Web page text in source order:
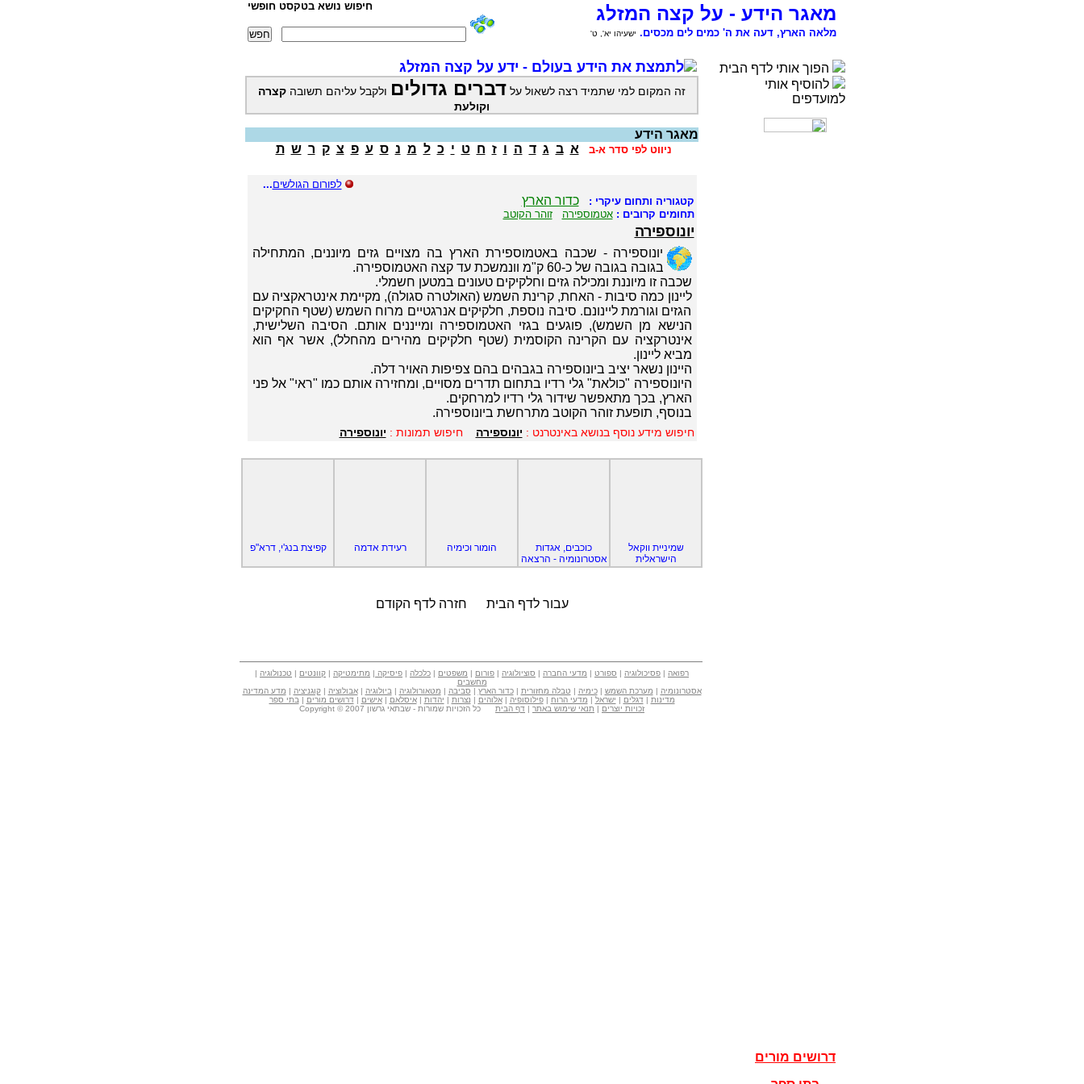
מאגר הידע - על קצה המזלג
מלאה הארץ, דעה את ה' כמים לים מכסים. ישעיהו יא', ט'
חיפוש נושא בטקסט חופשי
הפוך אותי לדף הבית
להוסיף אותי
למועדפים
דרושים מורים
לתמצת את הידע בעולם - ידע על קצה המזלג
זה המקום למי שתמיד רצה לשאול על דברים גדולים ולקבל עליהם תשובה קצרה
וקולעת
מאגר הידע
ניווט לפי סדר א-ב א ב ג ד ה ו ז ח ט י כ ל מ נ ס ע פ צ ק ר ש ת
לפורום הגולשים...
קטגוריה ותחום עיקרי :כדור הארץ
תחומים קרובים :אטמוספירה זוהר הקוטב
יונוספירה
יונוספירה - שכבה באטמוספירת הארץ בה מצויים גזים מיוננים, המתחילה
בגובה בגובה של כ-60 ק"מ וונמשכת עד קצה האטמוספירה.
שכבה זו מיוננת ומכילה גזים וחלקיקים טעונים במטען חשמלי.
ליינון כמה סיבות - האחת, קרינת השמש (האולטרה סגולה), מקיימת אינטראקציה עם
הגזים וגורמת ליינונם. סיבה נוספת, חלקיקים אנרגטיים מרוח השמש (שטף החקיקים
הנישא מן השמש), פוגעים בגזי האטמוספירה ומייננים אותם. הסיבה השלישית,
אינטרקציה עם הקרינה הקוסמית (שטף חלקיקים מהירים מהחלל), אשר אף הוא
מביא ליינון.
היינון נשאר יציב ביונוספירה בגבהים בהם צפיפות האויר דלה.
היונוספירה "כולאת" גלי רדיו בתחום תדרים מסויים, ומחזירה אותם כמו "ראי" אל פני
הארץ, בכך מתאפשר שידור גלי רדיו למרחקים.
בנוסף, תופעת זוהר הקוטב מתרחשת ביונוספירה.
חיפוש מידע נוסף בנושא באינטרנט : יונוספירה חיפוש תמונות : יונוספירה
שמיניית ווקאל
הישראלית
כוכבים, אגדות
אסטרונומיה - הרצאה
הומור וכימיה רעידת אדמה קפיצת בנג'י, דרא"פ
עבור לדף הבית חזרה לדף הקודם
רפואה | פסיכולוגיה | ספורט | מדעי החברה | סוציולוגיה | פורום | משפטים | כלכלה | פיסיקה | מתימטיקה | קוונטים | טכנולוגיה |
מחשבים
אסטרונומיה | מערכת השמש |כימיה | טבלה מחזורית |כדור הארץ | סביבה | מטאורולוגיה | ביולוגיה |אבולוציה |קוגניציה | מדע המדינה
מדינות |דגלים | ישראל | מדעי הרוח |פילוסופיה |אלוהים | נצרות | יהדות |איסלאם |אישים |דרושים מורים | בתי ספר
זכויות יוצרים | תנאי שימוש באתר | דף הבית כל הזכויות שמורות - שבתאי גרשון Copyright © 2007